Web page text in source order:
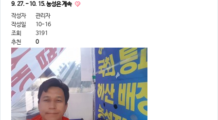
9. 27. - 10. 15. 농성은 계속
작성자
관리자
작성일
10-16
조회
3191
추천
0